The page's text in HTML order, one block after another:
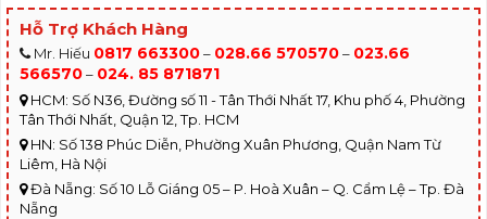
Hỗ Trợ Khách Hàng
Mr. Hiếu 0817 663300– 028.66 570570– 023.66
566570– 024. 85 871871
HCM: Số N36, Đường số 11 - Tân Thới Nhất 17, Khu phố 4, Phường
Tân Thới Nhất, Quận 12, Tp. HCM
HN: Số 138 Phúc Diễn, Phường Xuân Phương, Quận Nam Từ
Liêm, Hà Nội
Đà Nẵng: Số 10 Lỗ Giáng 05 – P. Hoà Xuân – Q. Cẩm Lệ – Tp. Đà
Nẵng